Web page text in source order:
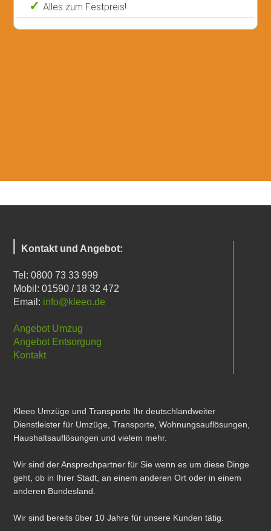
Alles zum Festpreis!
Kontakt und Angebot:
Tel: 0800 73 33 999
Mobil: 01590 / 18 32 472
Email: info@kleeo.de
Angebot Umzug
Angebot Entsorgung
Kontakt
Kleeo Umzüge und Transporte Ihr deutschlandweiter
Dienstleister für Umzüge, Transporte, Wohnungsauflösungen,
Haushaltsauflösungen und vielem mehr.
Wir sind der Ansprechpartner für Sie wenn es um diese Dinge
geht, ob in Ihrer Stadt, an einem anderen Ort oder in einem
anderen Bundesland.
Wir sind bereits über 10 Jahre für unsere Kunden tätig.